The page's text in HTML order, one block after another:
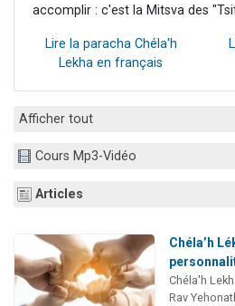
accomplir : c'est la Mitsva des
Lire la paracha Chéla'h
Lekha en français
Afficher tout
Cours Mp3-Vidéo
Articles
Chéla’h
Chéla'h
Rav